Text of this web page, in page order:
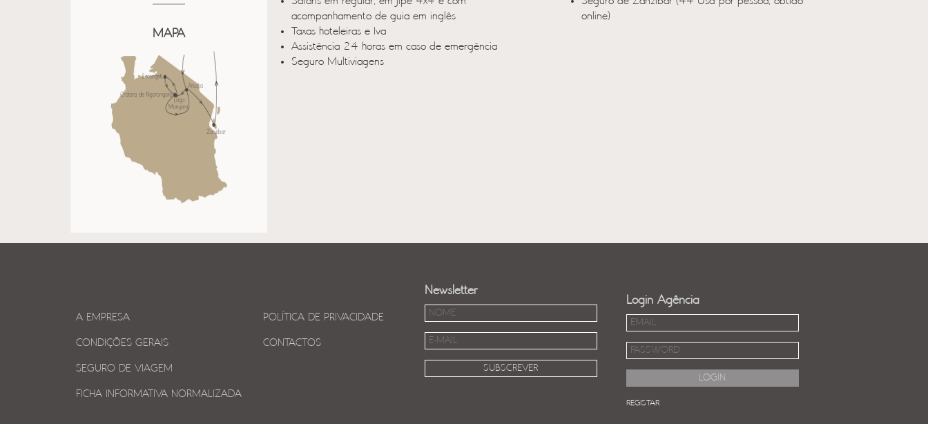
MAPA
acompanhamento de guia em inglês
Taxas hoteleiras e Iva
Assistência 24 horas em caso de emergência
Seguro Multiviagens
online)
A EMPRESA
CONDIÇÕES GERAIS
SEGURO DE VIAGEM
FICHA INFORMATIVA NORMALIZADA
POLÍTICA DE PRIVACIDADE
CONTACTOS
Newsletter
Login Agência
REGISTAR